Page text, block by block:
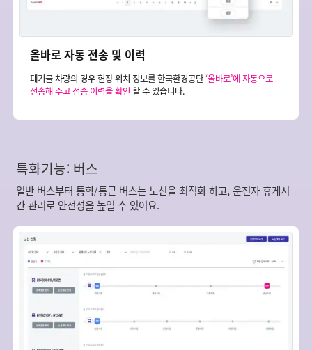
올바로 자동 전송 및 이력
폐기물 차량의 경우 현장 위치 정보를 한국환경공단‘올바로’에 자동으로
전송해 주고 전송 이력을 확인 할 수 있습니다.
특화기능: 버스
일반 버스부터 통학/통근 버스는 노선을 최적화 하고, 운전자 휴게시
간 관리로 안전성을 높일 수 있어요.